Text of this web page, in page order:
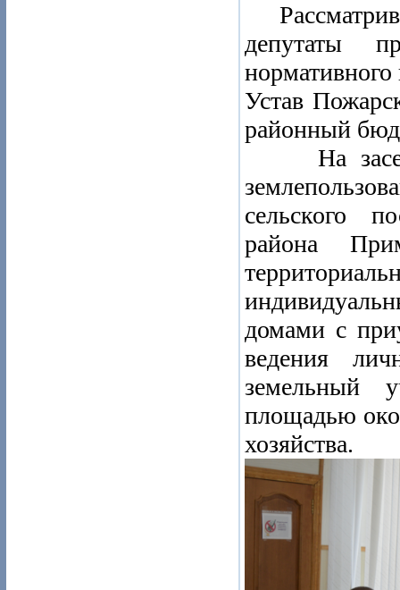
депутаты
Устав
районный
На
сельского
района
домами с
ведения
земельный
площадью
хозяйства.